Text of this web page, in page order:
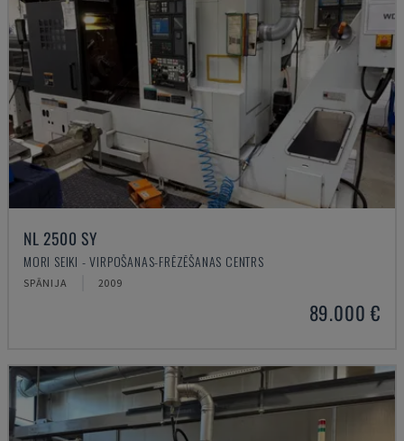
NL 2500 SY
MORI SEIKI - VIRPOŠANAS-FRĒZĒŠANAS CENTRS
SPĀNIJA 2009
89.000 €